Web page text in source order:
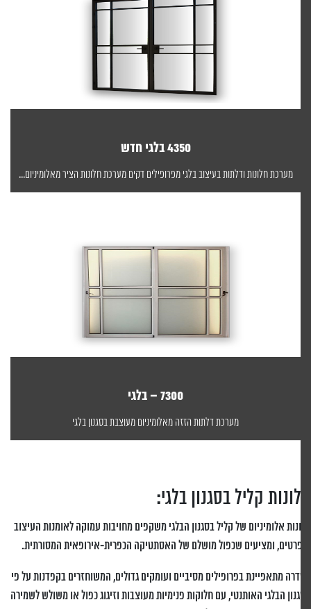
4350 בלגי חדש
מערכת חלונות ודלתות בעיצוב בלגי מפרופילים דקים מערכת חלונות הציר מאלומיניום...
7300 – בלגי
מערכת דלתות הזזה מאלומיניום מעוצבת בסגנון בלגי
קלילבסגנון בלגי:
אלומיניום של קלילבסגנון הבלגי משקפים מחויבות עמוקה לאומנות העיצוב
ומציעים שכפול מושלם של האסתטיקה הכפרית-אירופאית המסורתית.
מתאפיינת בפרופילים מסיביים ועומקים גדולים, המשוחזרים בקפדנות על פי
הבלגי האותנטי, עם חלוקות פנימיות מעוצבות וזיגוג כפול או משולש לשמירה